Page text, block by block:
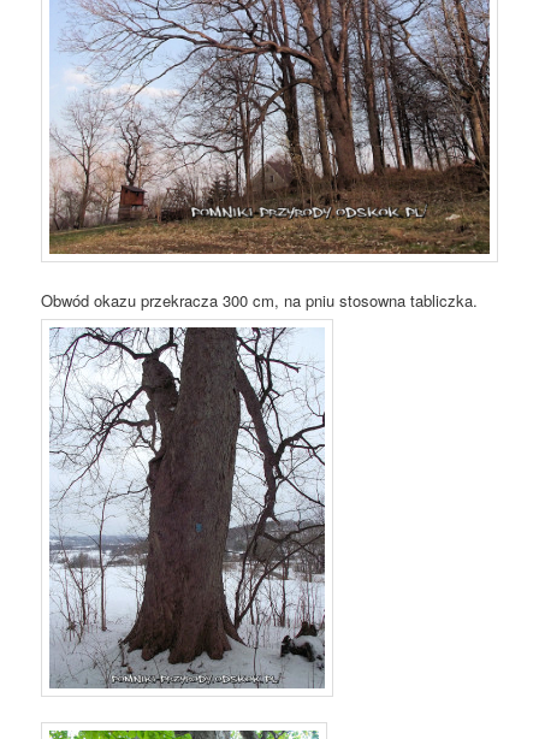
Obwód okazu przekracza 300 cm, na pniu stosowna tabliczka.